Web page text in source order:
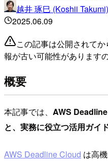
越井 琢巳 (Koshii Takumi)
2025.06.09
この記事は公開されて
報が古い可能性があります
概要
本記事では、 AWS
と、実務に役立つ活用ガイ
AWS Deadline Cloud は高